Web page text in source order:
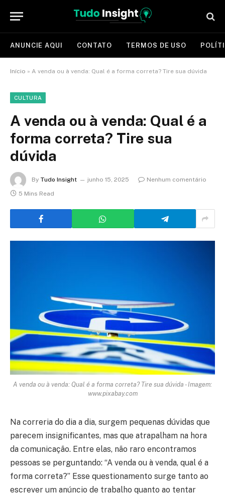
ANUNCIE AQUI CONTATO TERMOS DE USO
Início » A venda ou à venda: Qual é a forma correta? Tire sua dúvida
CULTURA
A venda ou à venda: Qual é a
forma correta? Tire sua
dúvida
By Tudo Insight junho 15, 2025
Nenhum comentário
5 Mins Read
A venda ou à venda: Qual é a forma correta? Tire sua dúvida - Imagem:
www.pixabay.com
Na correria do dia a dia, surgem pequenas dúvidas que
parecem insignificantes, mas que atrapalham na hora
da comunicação. Entre elas, não raro encontramos
pessoas se perguntando: “A venda ou à venda, qual é a
forma correta?” Esse questionamento surge tanto ao
escrever um anúncio de trabalho quanto ao tentar